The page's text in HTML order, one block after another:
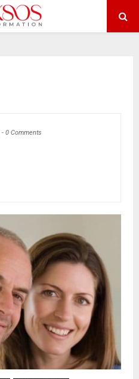
- 0 Comments